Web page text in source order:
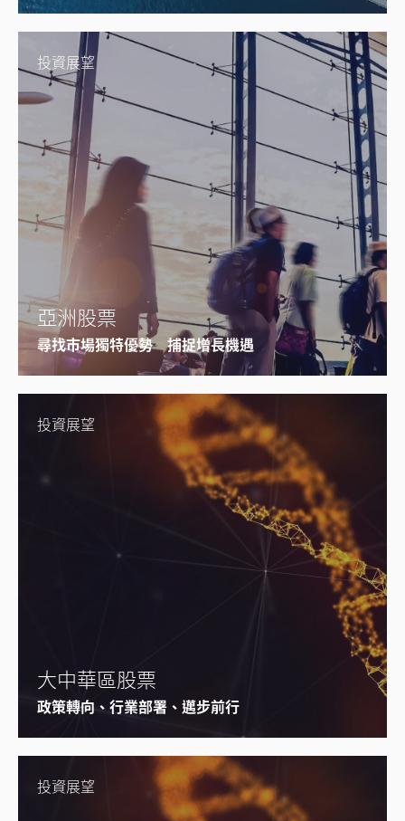
投資展望
亞洲股票
尋找市場獨特優勢 捕捉增長機遇
投資展望
大中華區股票
政策轉向、行業部署、邁步前行
投資展望